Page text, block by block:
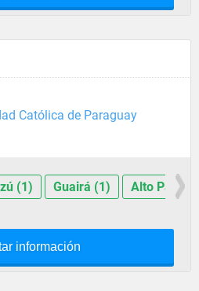
Católica de Paraguay
(1) Guairá (1) Alto
información